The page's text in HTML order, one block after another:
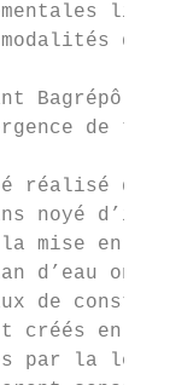
de
Bagrépôle
de
réalisé
noyé
mise en
d’eau ont
de
créés en
par la